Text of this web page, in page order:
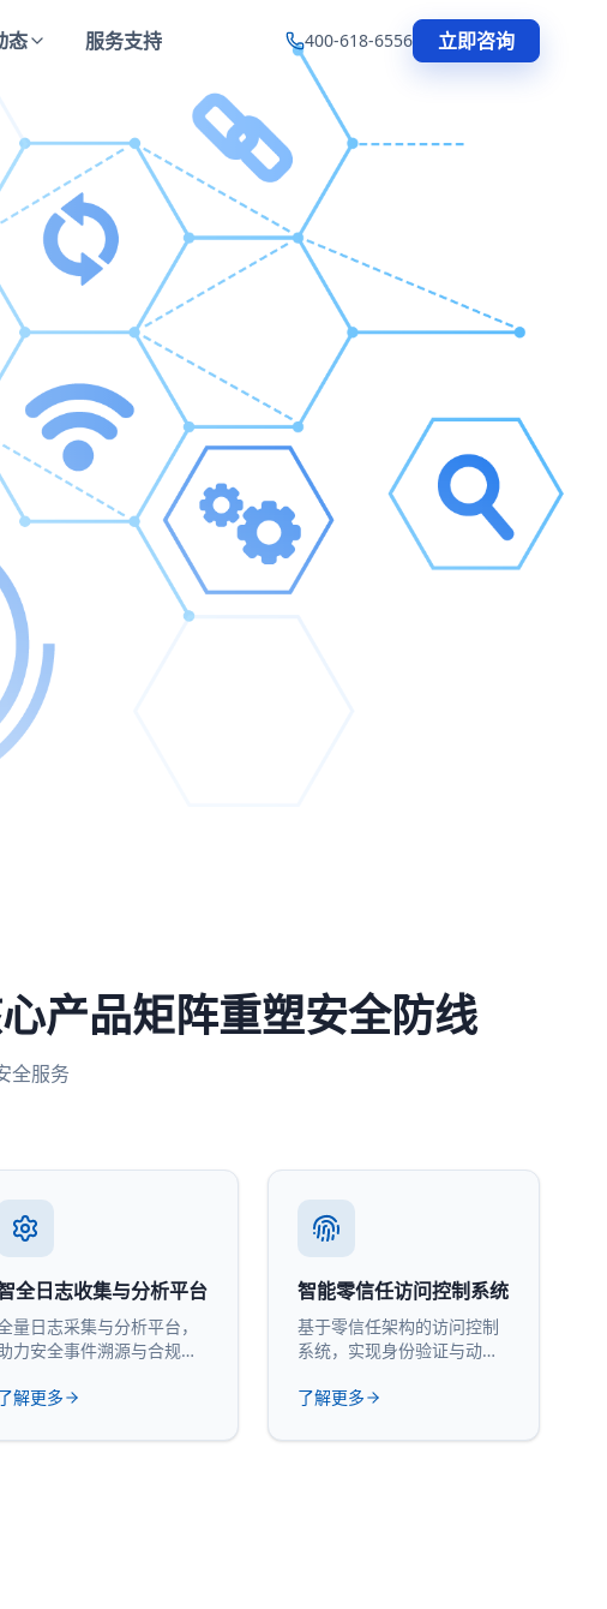
态 服务支持 400-618-6556 立即咨询
产品矩阵重塑安全防线
全服务
全日志收集与分析平台
量日志采集与分析平台，
力安全事件溯源与合规审
解更多
智能零信任访问控制系统
基于零信任架构的访问控制
系统，实现身份验证与动态
了解更多